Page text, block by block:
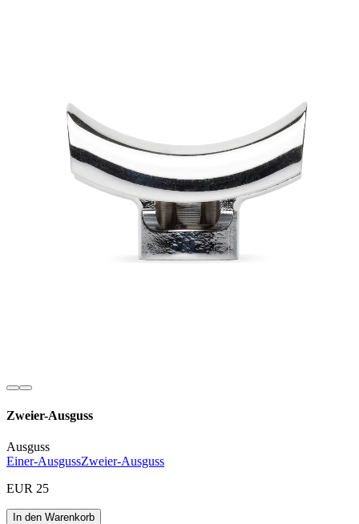
Zweier-Ausguss
Ausguss
Einer-AusgussZweier-Ausguss
EUR 25
In den Warenkorb